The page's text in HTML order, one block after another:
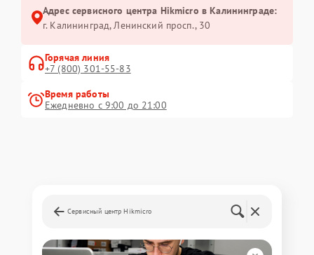
Адрес сервисного центра Hikmicro в Калининграде:
г. Калининград, Ленинский просп., 30
Горячая линия
+7 (800) 301-55-83
Время работы
Ежедневно с 9:00 до 21:00
Сервисный центр Hikmicro